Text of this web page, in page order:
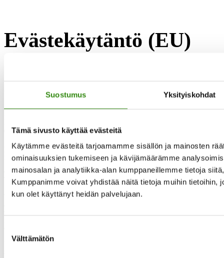
Suostumus Yksityiskohdat
Tämä sivusto käyttää evästeitä
Käytämme evästeitä tarjoamamme sisällön ja mainosten
ominaisuuksien tukemiseen ja kävijämäärämme
mainosalan ja analytiikka-alan kumppaneillemme tietoja
Kumppanimme voivat yhdistää näitä tietoja muihin tietoihin,
kun olet käyttänyt heidän palvelujaan.
valinta
Välttämätön
Evästekäytäntö (EU)
Yhteystietomme
00180 Helsinki
puh.0400 789 481
mia.kalpa@tukihenkilo.fi
Tukihenkilöiden tupa
Saavutettavuusseloste
”Maaseudun tukihenkilö on arjen rinnalla kulkija, huolien kuuntelija